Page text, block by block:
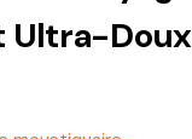
Ultra-Doux